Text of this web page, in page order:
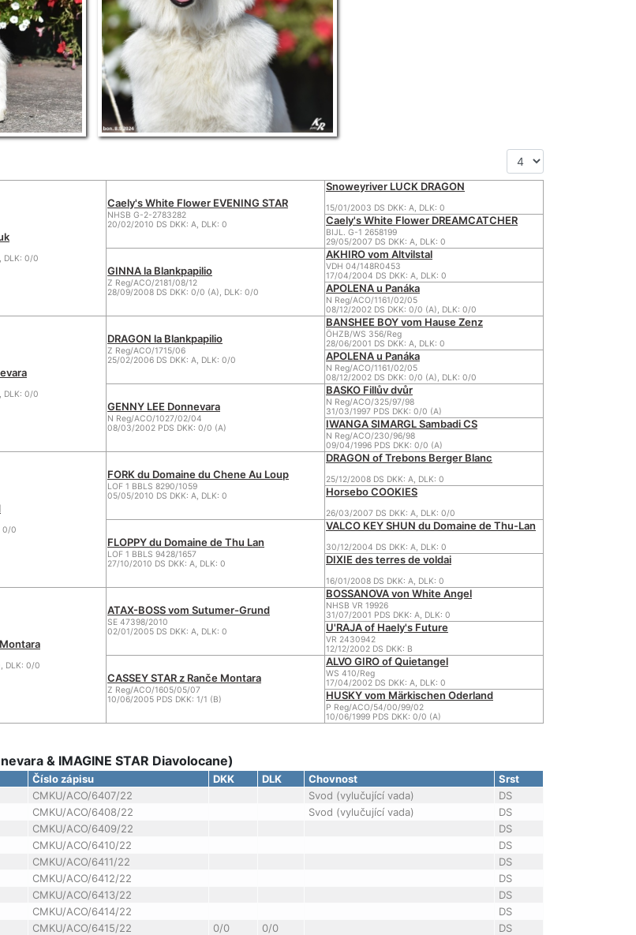
DLK: 0/0
Caely's White Flower EVENING STAR
NHSB G-2-2783282
20/02/2010 DS DKK: A, DLK: 0
Snoweyriver LUCK DRAGON
15/01/2003 DS DKK: A, DLK: 0
Caely's White Flower DREAMCATCHER
BIJL. G-1 2658199
29/05/2007 DS DKK: A, DLK: 0
GINNA la Blankpapilio
Z Reg/ACO/2181/08/12
28/09/2008 DS DKK: 0/0 (A), DLK: 0/0
AKHIRO vom Altvilstal
VDH 04/148R0453
17/04/2004 DS DKK: A, DLK: 0
APOLENA u Panáka
N Reg/ACO/1161/02/05
08/12/2002 DS DKK: 0/0 (A), DLK: 0/0
DLK: 0/0
DRAGON la Blankpapilio
Z Reg/ACO/1715/06
25/02/2006 DS DKK: A, DLK: 0/0
BANSHEE BOY vom Hause Zenz
ÖHZB/WS 356/Reg
28/06/2001 DS DKK: A, DLK: 0
APOLENA u Panáka
N Reg/ACO/1161/02/05
08/12/2002 DS DKK: 0/0 (A), DLK: 0/0
GENNY LEE Donnevara
N Reg/ACO/1027/02/04
08/03/2002 PDS DKK: 0/0 (A)
BASKO Fillův dvůr
N Reg/ACO/325/97/98
31/03/1997 PDS DKK: 0/0 (A)
IWANGA SIMARGL Sambadi CS
N Reg/ACO/230/96/98
09/04/1996 PDS DKK: 0/0 (A)
0/0
FORK du Domaine du Chene Au Loup
LOF 1 BBLS 8290/1059
05/05/2010 DS DKK: A, DLK: 0
DRAGON of Trebons Berger Blanc
25/12/2008 DS DKK: A, DLK: 0
Horsebo COOKIES
26/03/2007 DS DKK: A, DLK: 0/0
FLOPPY du Domaine de Thu Lan
LOF 1 BBLS 9428/1657
27/10/2010 DS DKK: A, DLK: 0
VALCO KEY SHUN du Domaine de Thu-Lan
30/12/2004 DS DKK: A, DLK: 0
DIXIE des terres de voldai
16/01/2008 DS DKK: A, DLK: 0
DLK: 0/0
ATAX-BOSS vom Sutumer-Grund
SE 47398/2010
02/01/2005 DS DKK: A, DLK: 0
BOSSANOVA von White Angel
NHSB VR 19926
31/07/2001 PDS DKK: A, DLK: 0
U'RAJA of Haely's Future
VR 2430942
12/12/2002 DS DKK: B
CASSEY STAR z Ranče Montara
Z Reg/ACO/1605/05/07
10/06/2005 PDS DKK: 1/1 (B)
ALVO GIRO of Quietangel
WS 410/Reg
17/04/2002 DS DKK: A, DLK: 0
HUSKY vom Märkischen Oderland
P Reg/ACO/54/00/99/02
10/06/1999 PDS DKK: 0/0 (A)
& IMAGINE STAR Diavolocane)
Číslo zápisu DKK DLK Chovnost
Srst
CMKU/ACO/6407/22 Svod (vylučující vada)
DS
CMKU/ACO/6408/22 Svod (vylučující vada)
DS
CMKU/ACO/6409/22
DS
CMKU/ACO/6410/22
DS
CMKU/ACO/6411/22
DS
CMKU/ACO/6412/22
DS
CMKU/ACO/6413/22
DS
CMKU/ACO/6414/22
DS
CMKU/ACO/6415/22 0/0 0/0
DS